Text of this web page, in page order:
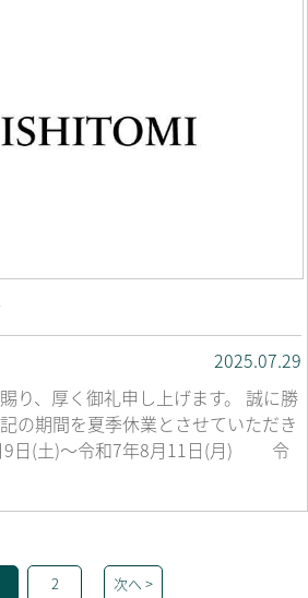
2025.07.29
り、厚く御礼申し上げます。 誠に勝
の期間を夏季休業とさせていただき
日(土)～令和7年8月11日(月) 令
2 次へ >